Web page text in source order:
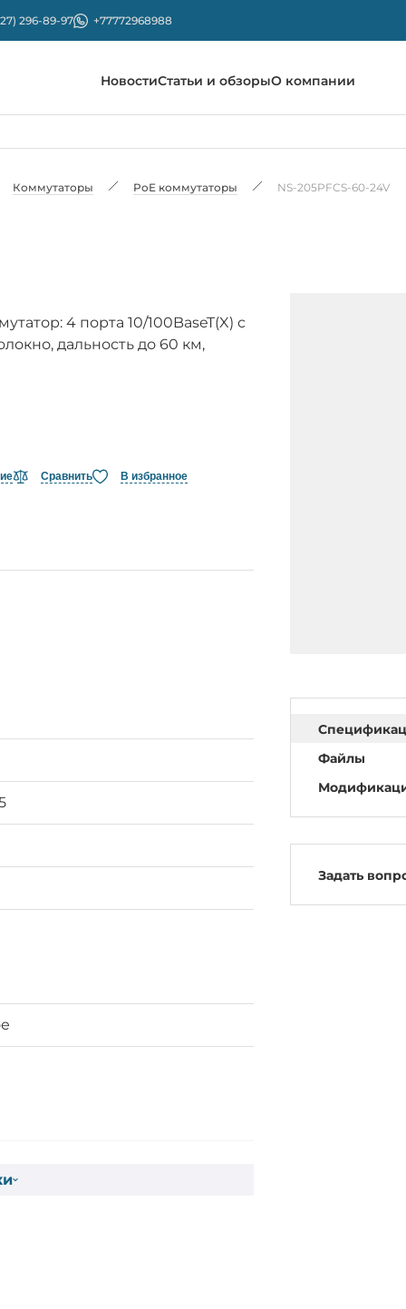
296-89-97 +77772968988
НовостиСтатьи и обзорыО компании
Коммутаторы PoE коммутаторы NS-205PFCS-60-24V
4 порта 10/100BaseT(X) c
дальность до 60 км,
Сравнить В избранное
Файлы
Задать